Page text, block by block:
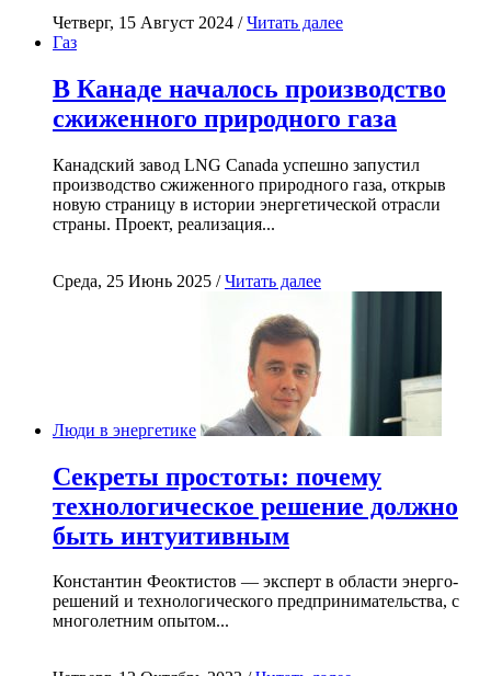
Четверг, 15 Август 2024 /Читать далее
Газ
В Канаде началось производство
сжиженного природного газа
Канадский завод LNG Canada успешно запустил
производство сжиженного природного газа, открыв
новую страницу в истории энергетической отрасли
страны. Проект, реализация...
Среда, 25 Июнь 2025 /Читать далее
Люди в энергетике
Секреты простоты: почему
технологическое решение должно
быть интуитивным
Константин Феоктистов — эксперт в области энерго-
решений и технологического предпринимательства, с
многолетним опытом...